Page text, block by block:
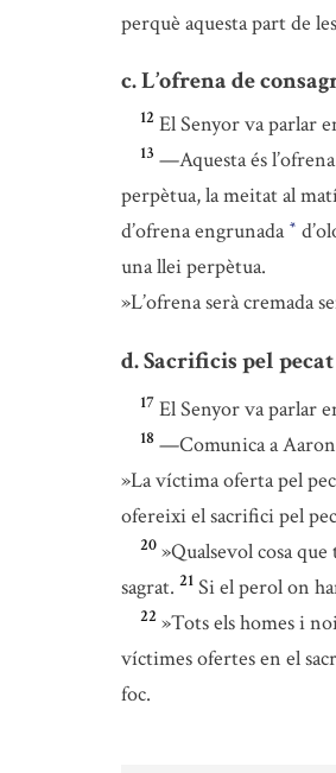
perquè aquesta part de
c. L’ofrena de
12 El Senyor va parlar
13 —Aquesta és
perpètua, la meitat al
d’ofrena engrunada *
una llei perpètua.
»L’ofrena serà cremada
d. Sacrificis pel pecat
17 El Senyor va parlar
18 —Comunica a Aaron
»La víctima oferta pel
ofereixi el sacrifici pel
20 »Qualsevol cosa
sagrat. 21 Si el perol on
22 »Tots els homes i
víctimes ofertes en el
foc.